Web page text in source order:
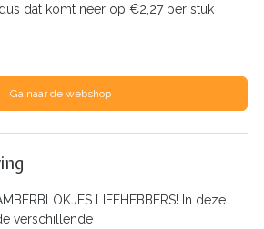
dat komt neer op €2,27 per stuk
Ga naar de webshop
LIEFHEBBERS! In deze
verschillende